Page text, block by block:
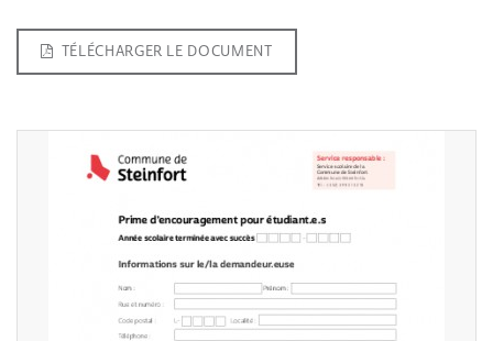
TÉLÉCHARGER LE DOCUMENT